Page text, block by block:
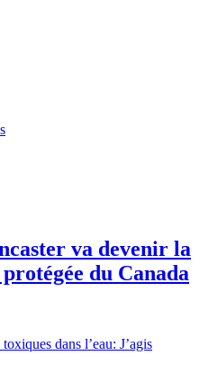
va devenir la
du Canada
dans l’eau: J’agis